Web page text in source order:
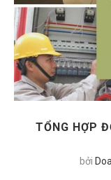
TỔNG HỢP
bởi